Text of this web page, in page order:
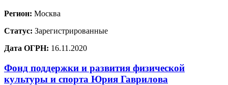
Регион: Москва
Статус: Зарегистрированные
Дата ОГРН: 16.11.2020
Фонд поддержки и развития физической
культуры и спорта Юрия Гаврилова